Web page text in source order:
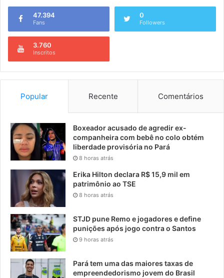
47.394
Fans
0
Followers
3.760
Inscritos
Popular Recente Comentários
Boxeador acusado de agredir ex-
companheira com bebê no colo obtém
liberdade provisória no Pará
8 horas atrás
Erika Hilton declara R$ 15,9 mil em
patrimônio ao TSE
8 horas atrás
STJD pune Remo e jogadores e define
punições após jogo contra o Santos
9 horas atrás
Pará tem uma das maiores taxas de
empreendedorismo jovem do Brasil